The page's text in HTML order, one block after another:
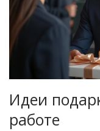
Идеи
работе